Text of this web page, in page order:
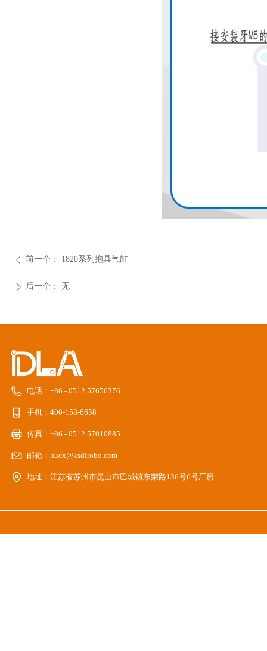
ꄴ 前一个： 1820系列抱具气缸
ꄲ 后一个： 无
电话： +86 - 0512 57656376
手机： 400-158-6658
传真： +86 - 0512 57010885
邮箱： hucx@ksdlrobo.com
地址： 江苏省苏州市昆山市巴城镇东荣路136号6号厂房